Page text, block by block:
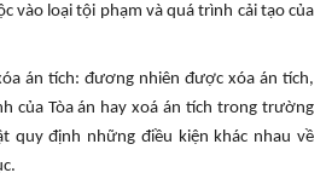
vào loại tội phạm và quá trình cải tạo của
án tích: đương nhiên được xóa án tích,
của Tòa án hay xoá án tích trong trường
quy định những điều kiện khác nhau về